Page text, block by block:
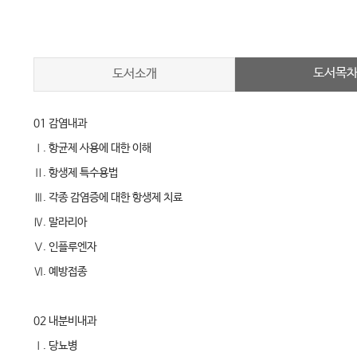
도서소개 도서목차
01 감염내과
Ⅰ. 항균제 사용에 대한 이해
Ⅱ. 항생제 특수용법
Ⅲ. 각종 감염증에 대한 항생제 치료
Ⅳ. 말라리아
Ⅴ. 인플루엔자
Ⅵ. 예방접종
02 내분비내과
Ⅰ. 당뇨병